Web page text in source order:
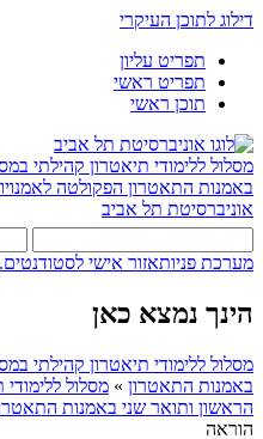
דילוג לתוכן העיקרי
תפריט עליון
תפריט ראשי
תוכן ראשי
מסלול ללימודי תיאטרון קהילתי
באמנות התאטרון הפקולטה
אוניברסיטת תל אביב
מערכת פניותאזור אישי
הינך נמצא כאן
מסלול ללימודי תיאטרון קהילתי
באמנות התאטרון » מסלול
הראשון ותואר שני באמנות
הוראה